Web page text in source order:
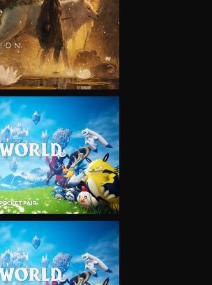
VIEW
VIEW
VIEW